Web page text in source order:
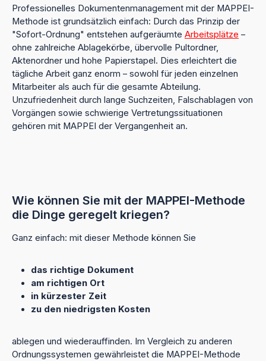
Professionelles Dokumentenmanagement mit der MAPPEI-
Methode ist grundsätzlich einfach: Durch das Prinzip der
"Sofort-Ordnung" entstehen aufgeräumte Arbeitsplätze –
ohne zahlreiche Ablagekörbe, übervolle Pultordner,
Aktenordner und hohe Papierstapel. Dies erleichtert die
tägliche Arbeit ganz enorm – sowohl für jeden einzelnen
Mitarbeiter als auch für die gesamte Abteilung.
Unzufriedenheit durch lange Suchzeiten, Falschablagen von
Vorgängen sowie schwierige Vertretungssituationen
gehören mit MAPPEI der Vergangenheit an.
Wie können Sie mit der MAPPEI-Methode
die Dinge geregelt kriegen?
Ganz einfach: mit dieser Methode können Sie
das richtige Dokument
am richtigen Ort
in kürzester Zeit
zu den niedrigsten Kosten
ablegen und wiederauffinden. Im Vergleich zu anderen
Ordnungssystemen gewährleistet die MAPPEI-Methode